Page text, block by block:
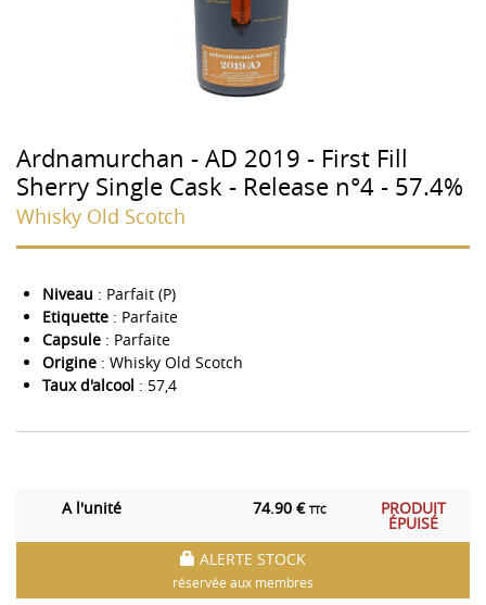
Ardnamurchan - AD 2019 - First Fill
Sherry Single Cask - Release n°4 - 57.4%
Whisky Old Scotch
Niveau : Parfait (P)
Etiquette : Parfaite
Capsule : Parfaite
Origine : Whisky Old Scotch
Taux d'alcool : 57,4
A l'unité 74.90 €TTC PRODUIT
ÉPUISÉ
ALERTE STOCK
réservée aux membres